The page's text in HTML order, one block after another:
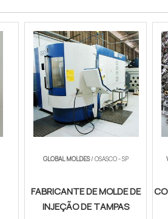
GLOBAL MOLDES/ OSASCO - SP
FABRICANTE DE MOLDE DE
INJEÇÃO DE TAMPAS